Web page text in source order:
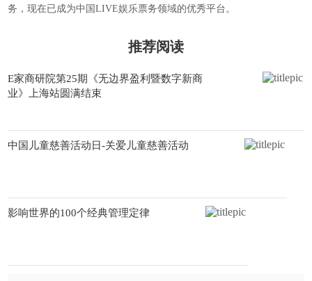
务，现在已成为中国 LIVE娱乐票务领域的优秀平台。
推荐阅读
E家商研院第25期《无边界盈利暨数字新商
业》上海站圆满结束
中国儿童慈善活动日-关爱儿童慈善活动
影响世界的100个经典管理定律